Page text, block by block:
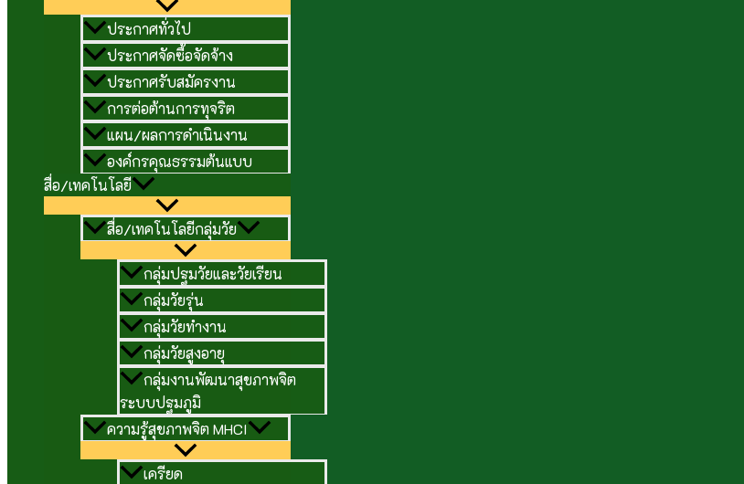
ประกาศทั่วไป
ประกาศจัดซื้อจัดจ้าง
ประกาศรับสมัครงาน
การต่อต้านการทุจริต
แผน/ผลการดำเนินงาน
องค์กรคุณธรรมต้นแบบ
สื่อ/เทคโนโลยี
สื่อ/เทคโนโลยีกลุ่มวัย
กลุ่มปฐมวัยและวัยเรียน
กลุ่มวัยรุ่น
กลุ่มวัยทำงาน
กลุ่มวัยสูงอายุ
กลุ่มงานพัฒนาสุขภาพจิต
ระบบปฐมภูมิ
ความรู้สุขภาพจิต MHCI
เครียด